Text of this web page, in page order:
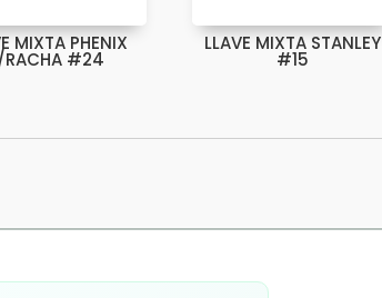
MIXTA PHENIX
RACHA #24
LLAVE MIXTA STANLEY
#15